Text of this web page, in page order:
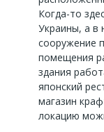
Когда-то
Украины, а в
сооружение
помещения
здания
японский
магазин
локацию